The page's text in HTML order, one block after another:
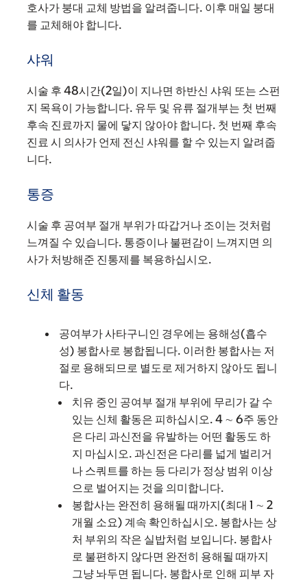
호사가 붕대 교체 방법을 알려줍니다. 이후 매일 붕대
를 교체해야 합니다.
샤워
시술 후 48시간(2일)이 지나면 하반신 샤워 또는 스펀
지 목욕이 가능합니다. 유두 및 유류 절개부는 첫 번째
후속 진료까지 물에 닿지 않아야 합니다. 첫 번째 후속
진료 시 의사가 언제 전신 샤워를 할 수 있는지 알려줍
니다.
통증
시술 후 공여부 절개 부위가 따갑거나 조이는 것처럼
느껴질 수 있습니다. 통증이나 불편감이 느껴지면 의
사가 처방해준 진통제를 복용하십시오.
신체 활동
공여부가 사타구니인 경우에는 용해성(흡수
성) 봉합사로 봉합됩니다. 이러한 봉합사는 저
절로 용해되므로 별도로 제거하지 않아도 됩니
다.
치유 중인 공여부 절개 부위에 무리가 갈 수
있는 신체 활동은 피하십시오. 4 ∼ 6주 동안
은 다리 과신전을 유발하는 어떤 활동도 하
지 마십시오. 과신전은 다리를 넓게 벌리거
나 스쿼트를 하는 등 다리가 정상 범위 이상
으로 벌어지는 것을 의미합니다.
봉합사는 완전히 용해될 때까지(최대 1 ∼ 2
개월 소요) 계속 확인하십시오. 봉합사는 상
처 부위의 작은 실밥처럼 보입니다. 봉합사
로 불편하지 않다면 완전히 용해될 때까지
그냥 놔두면 됩니다. 봉합사로 인해 피부 자